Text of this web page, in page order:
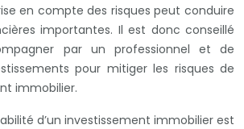
en compte des risques peut conduire
importantes. Il est donc conseillé
par un professionnel et de
pour mitiger les risques de
immobilier.
d’un investissement immobilier est